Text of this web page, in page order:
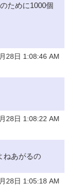
ために1000個
28日 1:08:46 AM
28日 1:08:22 AM
ねあがるの
28日 1:05:18 AM